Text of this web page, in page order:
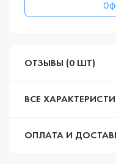
ОТЗЫВЫ (0 ШТ)
ВСЕ
ОПЛАТА И